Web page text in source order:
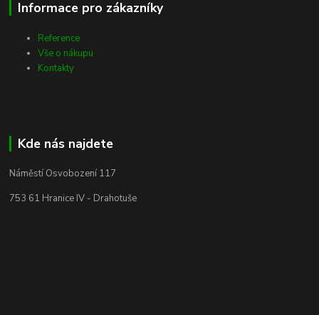
Informace pro zákazníky
Reference
Vše o nákupu
Kontakty
Kde nás najdete
Náměstí Osvobození 117
753 61 Hranice IV - Drahotuše